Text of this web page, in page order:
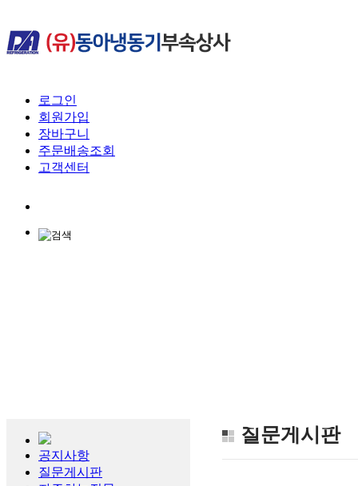
로그인
회원가입
장바구니
주문배송조회
고객센터
공지사항
질문게시판
질문게시판